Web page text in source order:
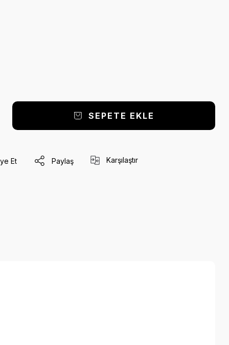
SEPETE EKLE
Et Paylaş Karşılaştır